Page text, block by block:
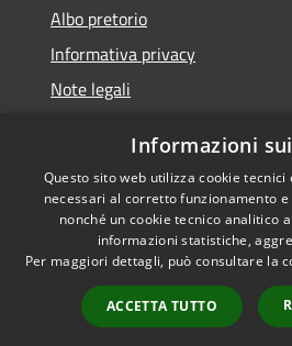
Albo pretorio
Informativa privacy
Note legali
Accessibilità
Informazioni
Questo sito web utilizza cookie
necessari al corretto funzionamento
nonché un cookie tecnico analitico
informazioni statistiche,
Per maggiori dettagli, può consultare la
ACCETTA TUTTO